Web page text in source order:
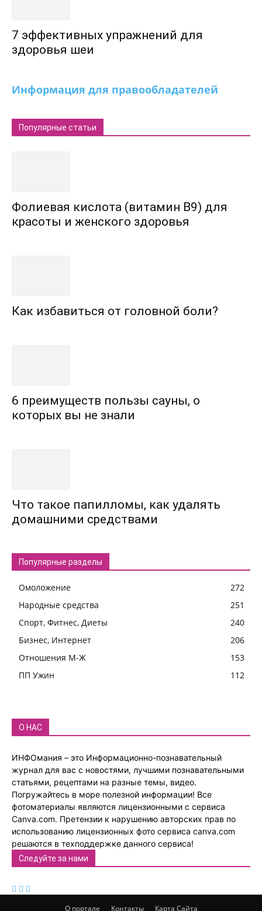
7 эффективных упражнений для
здоровья шеи
Информация для правообладателей
Популярные статьи
Фолиевая кислота (витамин В9) для
красоты и женского здоровья
Как избавиться от головной боли?
6 преимуществ пользы сауны, о
которых вы не знали
Что такое папилломы, как удалять
домашними средствами
Популярные разделы
Омоложение
272
Народные средства
251
Спорт, Фитнес, Диеты
240
Бизнес, Интернет
206
Отношения М-Ж
153
ПП Ужин
112
О НАС
ИНФОмания – это Информационно-познавательный
журнал для вас с новостями, лучшими познавательными
статьями, рецептами на разные темы, видео.
Погружайтесь в море полезной информации! Все
фотоматериалы являются лицензионными с сервиса
Canva.com. Претензии к нарушению авторских прав по
использованию лицензионных фото сервиса canva.com
решаются в техподдержке данного сервиса!
Следуйте за нами
О портале Контакты Карта Сайта